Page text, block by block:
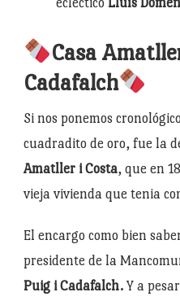
Casa
Cadafalch
Si nos ponemos
cuadradito de oro, fue la
Amatller i Costa, que en
vieja vivienda que tenia
El encargo como bien
presidente de la
Puig i Cadafalch.Y a